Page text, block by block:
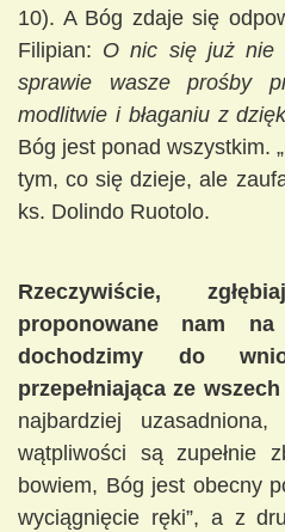
10). A Bóg zdaje się
Filipian: O nic się już nie
sprawie wasze prośby
modlitwie i błaganiu z
Bóg jest ponad wszystkim.
tym, co się dzieje, ale
ks. Dolindo Ruotolo.
Rzeczywiście,
proponowane nam na
dochodzimy do
przepełniająca ze
najbardziej
wątpliwości są zupełnie
bowiem, Bóg jest obecny
wyciągnięcie ręki”, a z